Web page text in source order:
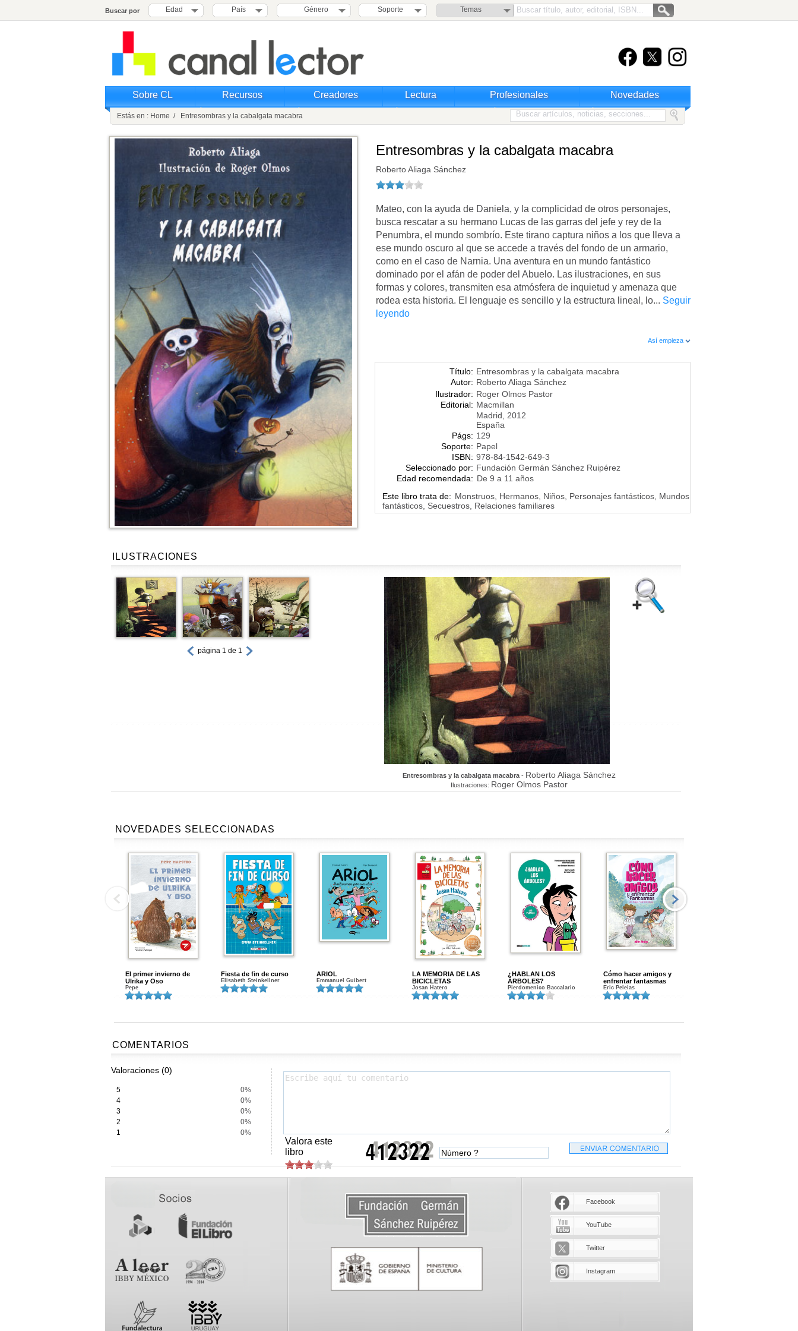
Buscar por Edad País Género Soporte Temas
Sobre CL Recursos Creadores Lectura Profesionales Novedades
Estás en : Home / Entresombras y la cabalgata macabra
Entresombras y la cabalgata macabra
Roberto Aliaga Sánchez
Mateo, con la ayuda de Daniela, y la complicidad de otros personajes,
busca rescatar a su hermano Lucas de las garras del jefe y rey de la
Penumbra, el mundo sombrío. Este tirano captura niños a los que lleva a
ese mundo oscuro al que se accede a través del fondo de un armario,
como en el caso de Narnia. Una aventura en un mundo fantástico
dominado por el afán de poder del Abuelo. Las ilustraciones, en sus
formas y colores, transmiten esa atmósfera de inquietud y amenaza que
rodea esta historia. El lenguaje es sencillo y la estructura lineal, lo... Seguir
leyendo
Así empieza
Título: Entresombras y la cabalgata macabra
Autor: Roberto Aliaga Sánchez
Ilustrador: Roger Olmos Pastor
Editorial: Macmillan
Madrid, 2012
España
Págs: 129
Soporte: Papel
ISBN: 978-84-1542-649-3
Seleccionado por: Fundación Germán Sánchez Ruipérez
Edad recomendada: De 9 a 11 años
Este libro trata de: Monstruos, Hermanos, Niños, Personajes fantásticos, Mundos
fantásticos, Secuestros, Relaciones familiares
ILUSTRACIONES
página 1 de 1
Entresombras y la cabalgata macabra- Roberto Aliaga Sánchez
Ilustraciones: Roger Olmos Pastor
NOVEDADES SELECCIONADAS
El primer invierno de
Ulrika y Oso
Pepe
Fiesta de fin de curso
Elisabeth Steinkellner
ARIOL
Emmanuel Guibert
LA MEMORIA DE LAS
BICICLETAS
Josan Hatero
¿HABLAN LOS
ÁRBOLES?
Pierdomenico Baccalario
Cómo hacer amigos y
enfrentar fantasmas
Eric Peleias
COMENTARIOS
Valoraciones (0)
5
0%
4
0%
3
0%
2
0%
1
0%
Valora este
libro
Facebook
YouTube
Twitter
Instagram